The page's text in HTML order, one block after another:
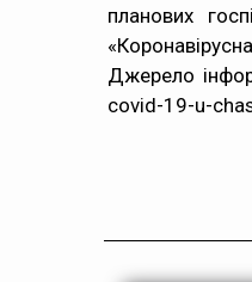
планових
Джерело
covid-19-u-